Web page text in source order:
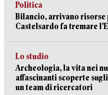
Politica
Bilancio, arrivano risorse
Castelsardo fa tremare
Lo studio
Archeologia, la vita nei
affascinanti scoperte
un team di ricercatori